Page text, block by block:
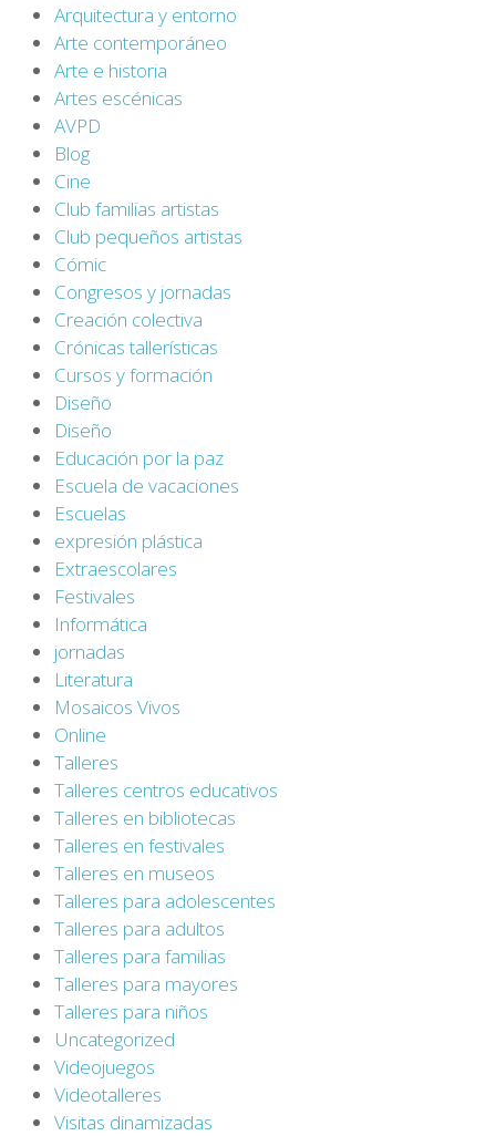
Arquitectura y entorno
Arte contemporáneo
Arte e historia
Artes escénicas
AVPD
Blog
Cine
Club familias artistas
Club pequeños artistas
Cómic
Congresos y jornadas
Creación colectiva
Crónicas tallerísticas
Cursos y formación
Diseño
Diseño
Educación por la paz
Escuela de vacaciones
Escuelas
expresión plástica
Extraescolares
Festivales
Informática
jornadas
Literatura
Mosaicos Vivos
Online
Talleres
Talleres centros educativos
Talleres en bibliotecas
Talleres en festivales
Talleres en museos
Talleres para adolescentes
Talleres para adultos
Talleres para familias
Talleres para mayores
Talleres para niños
Uncategorized
Videojuegos
Videotalleres
Visitas dinamizadas